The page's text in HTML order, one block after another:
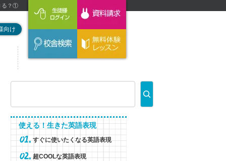
る？①
向け
使える！生きた英語表現
すぐに使いたくなる英語表現
超COOLな英語表現